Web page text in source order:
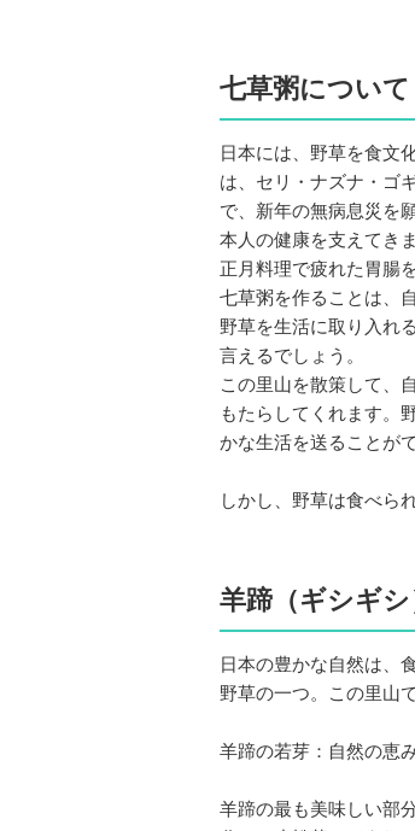
七草粥について
日本には、野草を食文
は、セリ・ナズナ・ゴ
で、新年の無病息災を
本人の健康を支えてきま
正月料理で疲れた胃腸
七草粥を作ることは、
野草を生活に取り入れ
言えるでしょう。
この里山を散策して、
もたらしてくれます。
かな生活を送ることが
しかし、野草は食べら
羊蹄（ギシギ
日本の豊かな自然は、
野草の一つ。この里山
羊蹄の若芽：自然の恵
羊蹄の最も美味しい部